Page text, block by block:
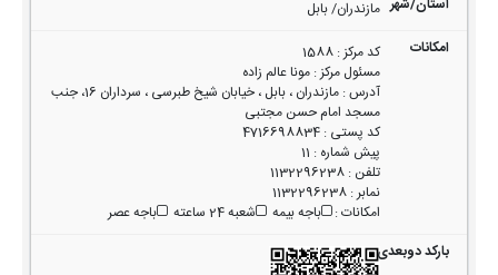
مازندران/ بابل
کد مرکز:
1588
مسئول مرکز:مونا عالم زاده
آدرس:
مازندران ، بابل ، خیابان شیخ طبرسی ، سرداران 16، جنب
مسجد امام حسن مجتبی
کد پستی :
4716698834
پیش شماره :
11
تلفن :
1132296238
نمابر:
1132296238
امکانات: باجه بیمه شعبه 24 ساعته باجه عصر